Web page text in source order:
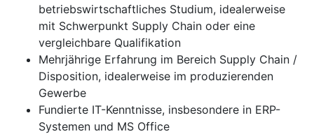
betriebswirtschaftliches Studium, idealerweise
mit Schwerpunkt Supply Chain oder eine
vergleichbare Qualifikation
Mehrjährige Erfahrung im Bereich Supply Chain /
Disposition, idealerweise im produzierenden
Gewerbe
Fundierte IT-Kenntnisse, insbesondere in ERP-
Systemen und MS Office